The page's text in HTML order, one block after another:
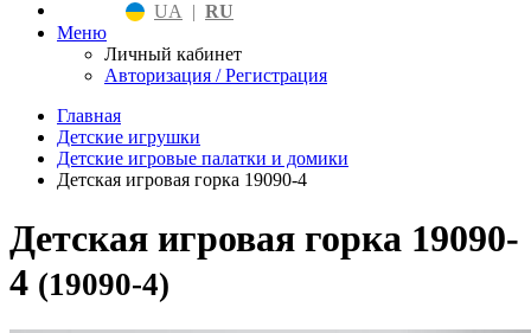
UA | RU
Меню
Личный кабинет
Авторизация / Регистрация
Главная
Детские игрушки
Детские игровые палатки и домики
Детская игровая горка 19090-4
Детская игровая горка 19090-
4 (19090-4)